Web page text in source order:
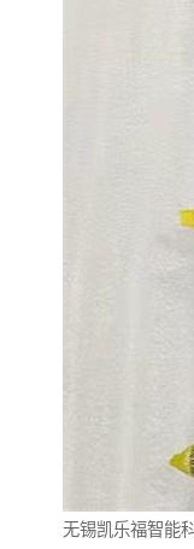
无锡凯乐福智能